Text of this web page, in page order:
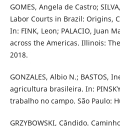
GOMES, Angela de Castro;
Labor Courts in Brazil: Origins,
In: FINK, Leon; PALACIO, Juan
across the Americas. Illinois:
2018.
GONZALES, Albio N.; BASTOS,
agricultura brasileira. In:
trabalho no campo. São Paulo:
GRZYBOWSKI, Cândido.